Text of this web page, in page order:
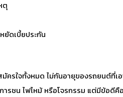
ตุ
ยัดเบี้ยประกัน
รใจทั้งหมด ไม่กันอายุของรถยนต์ที่
ารชน ไฟไหม้ หรือโจรกรรม แต่มีข้อดี